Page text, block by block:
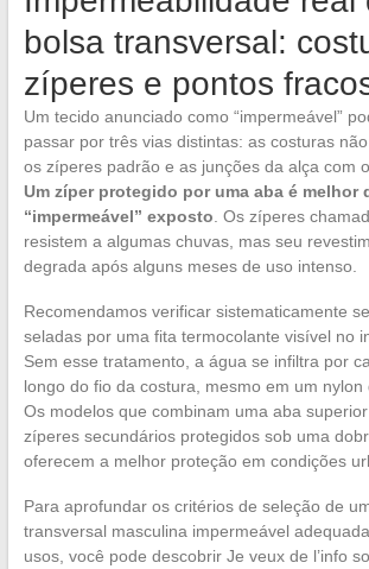
bolsa transversal:
zíperes e pontos
Um tecido anunciado como “impermeável”
passar por três vias distintas: as costuras
os zíperes padrão e as junções da alça com
Um zíper protegido por uma aba é melhor
“impermeável” exposto . Os zíperes
resistem a algumas chuvas, mas seu
degrada após alguns meses de uso intenso.
Recomendamos verificar sistematicamente
seladas por uma fita termocolante visível no
Sem esse tratamento, a água se infiltra por
longo do fio da costura, mesmo em um nylon
Os modelos que combinam uma aba
zíperes secundários protegidos sob uma
oferecem a melhor proteção em condições
Para aprofundar os critérios de seleção de
transversal masculina impermeável
usos, você pode descobrir Je veux de l’info